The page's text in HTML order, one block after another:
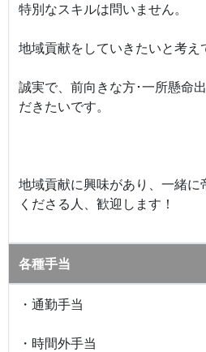
特別なスキルは問いません。
地域貢献をしていきたいと考え
誠実で、前向きな方･一所懸命
だきたいです。
地域貢献に興味があり、一緒に
くださる人、歓迎します！
各種手当
・通勤手当
・時間外手当